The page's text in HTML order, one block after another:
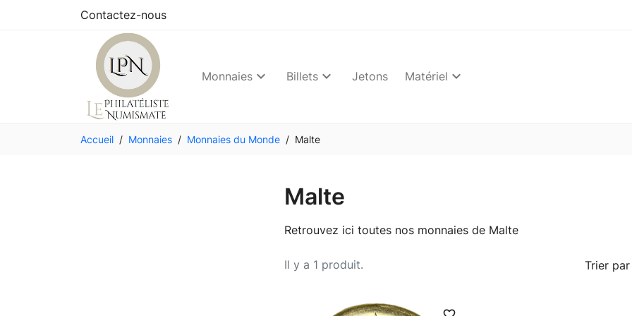
Contactez-nous
Monnaies Billets Jetons Matériel
Accueil Monnaies Monnaies du Monde Malte
Malte
Retrouvez ici toutes nos monnaies de Malte
Il y a 1 produit. Trier par